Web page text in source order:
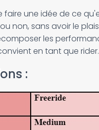
faire une idée de ce
non, sans avoir le
les
en tant que rider.
: